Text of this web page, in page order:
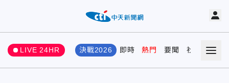
LIVE 24HR 決戰2026 即時 熱門 要聞 社會 娛樂